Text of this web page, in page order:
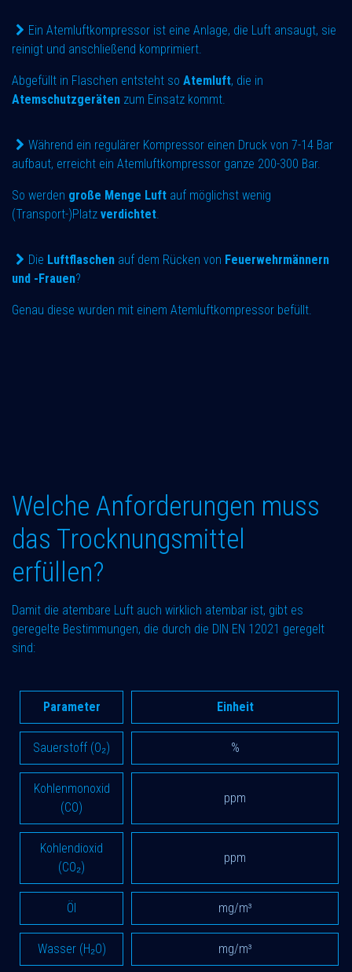
Ein Atemluftkompressor ist eine Anlage, die Luft ansaugt, sie
reinigt und anschließend komprimiert.
Abgefüllt in Flaschen entsteht so Atemluft, die in
Atemschutzgeräten zum Einsatz kommt.
Während ein regulärer Kompressor einen Druck von 7-14 Bar
aufbaut, erreicht ein Atemluftkompressor ganze 200-300 Bar.
So werden große Menge Luft auf möglichst wenig
(Transport-)Platz verdichtet
Die Luftflaschen auf dem Rücken von Feuerwehrmännern
und -Frauen?
Genau diese wurden mit einem Atemluftkompressor befüllt.
Welche Anforderungen muss
das Trocknungsmittel
erfüllen?
Damit die atembare Luft auch wirklich atembar ist, gibt es
geregelte Bestimmungen, die durch die DIN EN 12021 geregelt
sind:
Parameter Einheit
Sauerstoff (O₂) %
Kohlenmonoxid
(CO)
ppm
Kohlendioxid
(CO₂)
ppm
Öl mg/m³
Wasser (H₂O) mg/m³